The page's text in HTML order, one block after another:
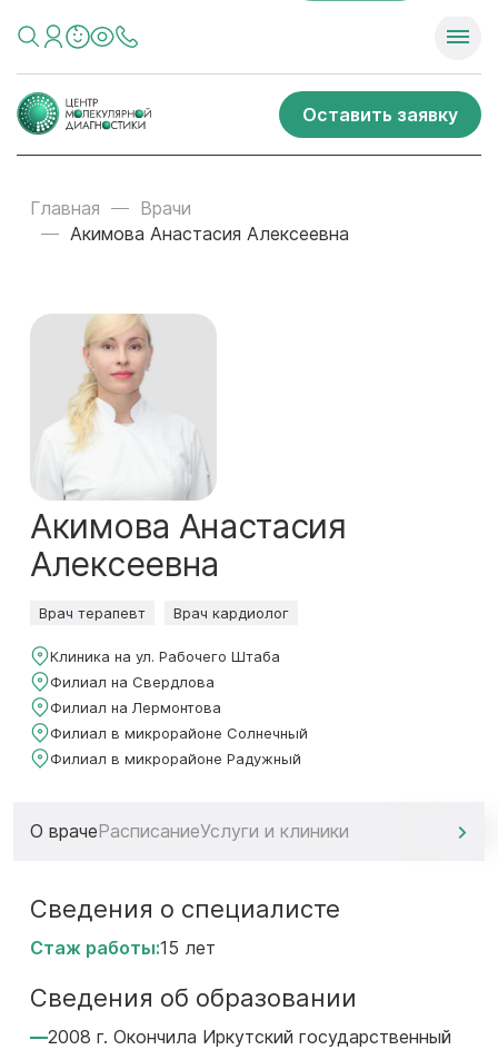
Оставить заявку
Главная
Врачи
Акимова Анастасия Алексеевна
Акимова Анастасия
Алексеевна
Врач терапевт Врач кардиолог
Клиника на ул. Рабочего Штаба
Филиал на Свердлова
Филиал на Лермонтова
Филиал в микрорайоне Солнечный
Филиал в микрорайоне Радужный
О врачеРасписаниеУслуги и клиники
Сведения о специалисте
Стаж работы:15 лет
Сведения об образовании
2008 г. Окончила Иркутский государственный